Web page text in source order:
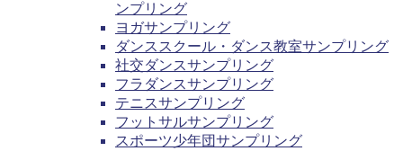
ンプリング
ヨガサンプリング
ダンススクール・ダンス教室サンプリング
社交ダンスサンプリング
フラダンスサンプリング
テニスサンプリング
フットサルサンプリング
スポーツ少年団サンプリング